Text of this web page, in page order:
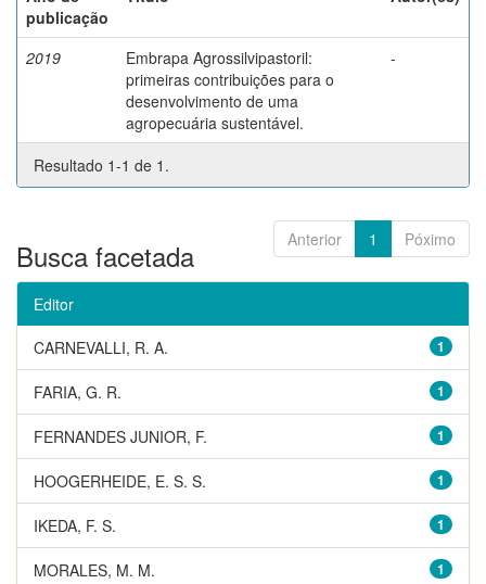
publicação
2019
Embrapa Agrossilvipastoril:
primeiras contribuições para o
desenvolvimento de uma
agropecuária sustentável.
-
Resultado 1-1 de 1.
Anterior 1 Póximo
Busca facetada
Editor
1
CARNEVALLI, R. A.
1
FARIA, G. R.
1
FERNANDES JUNIOR, F.
1
HOOGERHEIDE, E. S. S.
1
IKEDA, F. S.
1
MORALES, M. M.